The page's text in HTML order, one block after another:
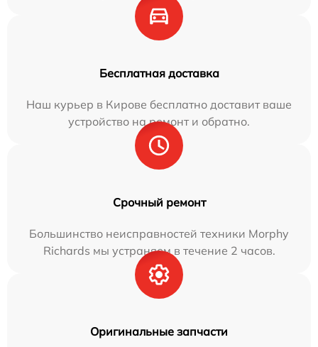
Бесплатная доставка
Наш курьер в Кирове бесплатно доставит ваше
устройство на ремонт и обратно.
Срочный ремонт
Большинство неисправностей техники Morphy
Richards мы устраняем в течение 2 часов.
Оригинальные запчасти